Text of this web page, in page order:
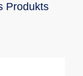
Produkts